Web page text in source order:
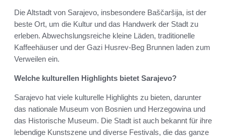
Die Altstadt von Sarajevo, insbesondere Baščaršija, ist der
beste Ort, um die Kultur und das Handwerk der Stadt zu
erleben. Abwechslungsreiche kleine Läden, traditionelle
Kaffeehäuser und der Gazi Husrev-Beg Brunnen laden zum
Verweilen ein.
Welche kulturellen Highlights bietet Sarajevo?
Sarajevo hat viele kulturelle Highlights zu bieten, darunter
das nationale Museum von Bosnien und Herzegowina und
das Historische Museum. Die Stadt ist auch bekannt für ihre
lebendige Kunstszene und diverse Festivals, die das ganze